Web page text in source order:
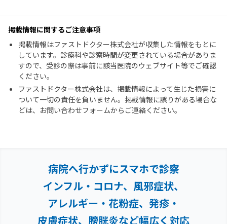
掲載情報に関するご注意事項
掲載情報はファストドクター株式会社が収集した情報をもとに
しています。診療科や診察時間が変更されている場合がありま
すので、受診の際は事前に該当医院のウェブサイト等でご確認
ください。
ファストドクター株式会社は、掲載情報によって生じた損害に
ついて一切の責任を負いません。掲載情報に誤りがある場合な
どは、お問い合わせフォームからご連絡ください。
病院へ行かずにスマホで診察
インフル・コロナ、風邪症状、
アレルギー・花粉症、 発疹・
皮膚症状、膀胱炎など幅広く対応